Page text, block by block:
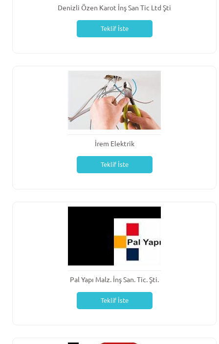
Denizli Özen Karot İnş San Tic Ltd Şti
Teklif İste
İrem Elektrik
Teklif İste
Pal Yapı Malz. İnş San. Tic. Şti.
Teklif İste